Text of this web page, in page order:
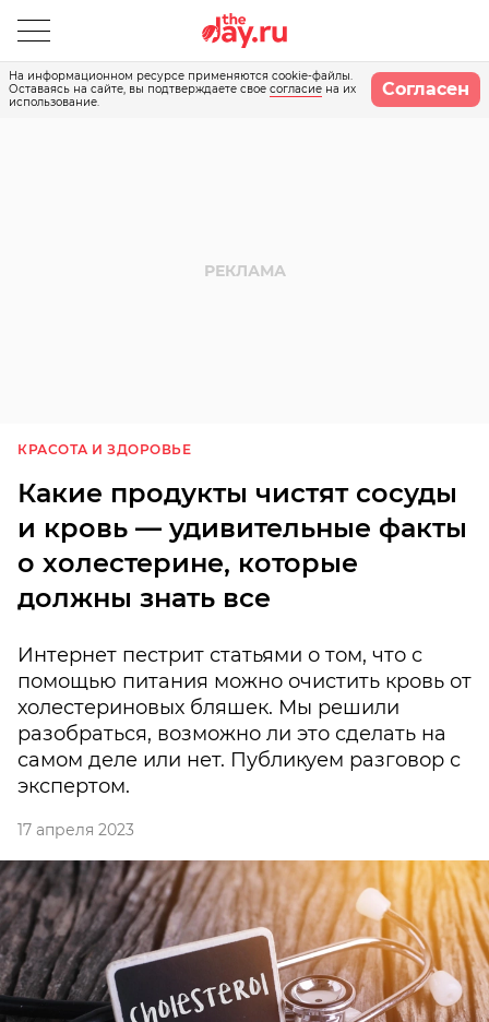
На информационном ресурсе применяются cookie-файлы.
Оставаясь на сайте, вы подтверждаете свое согласие на их
использование.
Согласен
КРАСОТА И ЗДОРОВЬЕ
Какие продукты чистят сосуды
и кровь — удивительные факты
о холестерине, которые
должны знать все
Интернет пестрит статьями о том, что с
помощью питания можно очистить кровь от
холестериновых бляшек. Мы решили
разобраться, возможно ли это сделать на
самом деле или нет. Публикуем разговор с
экспертом.
17 апреля 2023